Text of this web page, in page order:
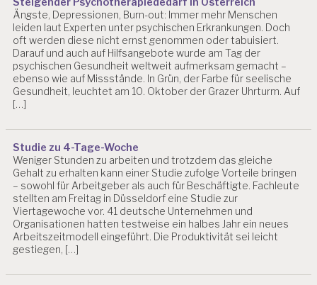
Ängste, Depressionen, Burn-out: Immer mehr Menschen
leiden laut Experten unter psychischen Erkrankungen. Doch
oft werden diese nicht ernst genommen oder tabuisiert.
Darauf und auch auf Hilfsangebote wurde am Tag der
psychischen Gesundheit weltweit aufmerksam gemacht –
ebenso wie auf Missstände. In Grün, der Farbe für seelische
Gesundheit, leuchtet am 10. Oktober der Grazer Uhrturm. Auf
[…]
Studie zu 4-Tage-Woche
Weniger Stunden zu arbeiten und trotzdem das gleiche
Gehalt zu erhalten kann einer Studie zufolge Vorteile bringen
– sowohl für Arbeitgeber als auch für Beschäftigte. Fachleute
stellten am Freitag in Düsseldorf eine Studie zur
Viertagewoche vor. 41 deutsche Unternehmen und
Organisationen hatten testweise ein halbes Jahr ein neues
Arbeitszeitmodell eingeführt. Die Produktivität sei leicht
gestiegen, […]